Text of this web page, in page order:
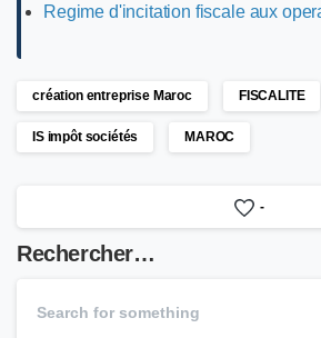
Regime d'incitation fiscale aux
création entreprise Maroc FISCALITE
IS impôt sociétés MAROC
-
Rechercher…